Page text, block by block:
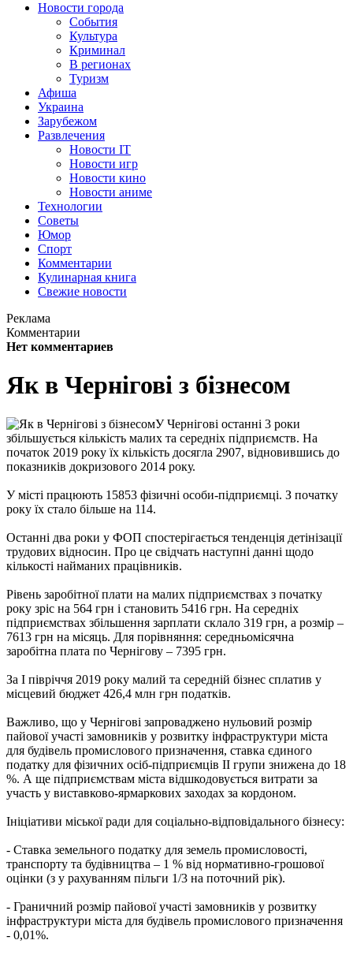
Новости города
События
Культура
Криминал
В регионах
Туризм
Афиша
Украина
Зарубежом
Развлечения
Новости IT
Новости игр
Новости кино
Новости аниме
Технологии
Советы
Юмор
Спорт
Комментарии
Кулинарная книга
Свежие новости
Реклама
Комментарии
Нет комментариев
Як в Чернігові з бізнесом
У Чернігові останні 3 роки
збільшується кількість малих та середніх підприємств. На
початок 2019 року їх кількість досягла 2907, відновившись до
показників докризового 2014 року.
У місті працюють 15853 фізичні особи-підприємці. З початку
року їх стало більше на 114.
Останні два роки у ФОП спостерігається тенденція детінізації
трудових відносин. Про це свідчать наступні данні щодо
кількості найманих працівників.
Рівень заробітної плати на малих підприємствах з початку
року зріс на 564 грн і становить 5416 грн. На середніх
підприємствах збільшення зарплати склало 319 грн, а розмір –
7613 грн на місяць. Для порівняння: середньомісячна
заробітна плата по Чернігову – 7395 грн.
За І півріччя 2019 року малий та середній бізнес сплатив у
місцевий бюджет 426,4 млн грн податків.
Важливо, що у Чернігові запроваджено нульовий розмір
пайової участі замовників у розвитку інфраструктури міста
для будівель промислового призначення, ставка єдиного
податку для фізичних осіб-підприємців ІІ групи знижена до 18
%. А ще підприємствам міста відшкодовується витрати за
участь у виставково-ярмаркових заходах за кордоном.
Ініціативи міської ради для соціально-відповідального бізнесу:
- Ставка земельного податку для земель промисловості,
транспорту та будівництва – 1 % від нормативно-грошової
оцінки (з у рахуванням пільги 1/3 на поточний рік).
- Граничний розмір пайової участі замовників у розвитку
інфраструктури міста для будівель промислового призначення
- 0,01%.